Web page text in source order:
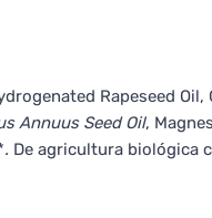
Rapeseed Oil,
Annuus Seed Oil,
. De agricultura biológica